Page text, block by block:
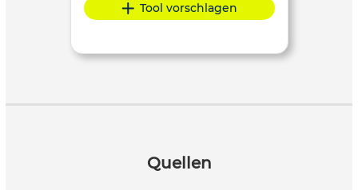
Tool vorschlagen
Quellen